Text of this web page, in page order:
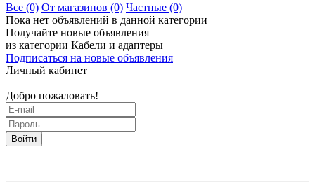
Все (0) От магазинов (0) Частные (0)
Пока нет объявлений в данной категории
Получайте новые объявления
из категории Кабели и адаптеры
Подписаться на новые объявления
Личный кабинет
Добро пожаловать!
Войти